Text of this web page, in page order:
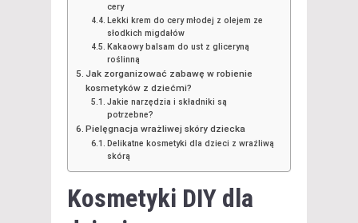
cery
Lekki krem do cery młodej z olejem ze
słodkich migdałów
Kakaowy balsam do ust z gliceryną
roślinną
Jak zorganizować zabawę w robienie
kosmetyków z dziećmi?
Jakie narzędzia i składniki są
potrzebne?
Pielęgnacja wrażliwej skóry dziecka
Delikatne kosmetyki dla dzieci z wrażliwą
skórą
Kosmetyki DIY dla